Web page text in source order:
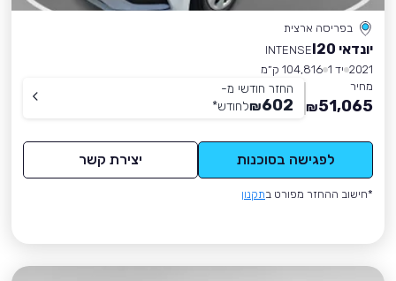
בפריסה ארצית
יונדאי I20
INTENSE
2021 יד 1
104,816 ק״מ
מחיר
51,065
₪
החזר חודשי מ-
602
₪לחודש*
לפגישה בסוכנות יצירת קשר
*חישוב ההחזר מפורט בתקנון